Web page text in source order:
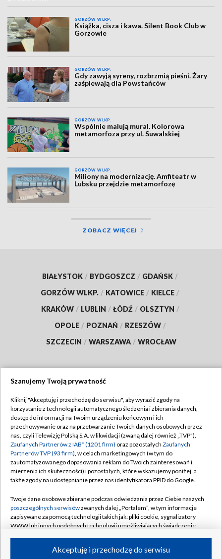
GORZÓW WLKP.
Książka, cisza i kawa. Silent Book Club w
Gorzowie
GORZÓW WLKP.
Gdy zawyją syreny, rozbrzmią pieśni. Żary
zaśpiewają dla Powstańców
GORZÓW WLKP.
Wspólnie malują mural. Kolorowa
metamorfoza przy ul. Suwalskiej
GORZÓW WLKP.
Miliony na modernizację. Amfiteatr w
Lubsku przejdzie metamorfozę
ZOBACZ WIĘCEJ
BIAŁYSTOK / BYDGOSZCZ / GDAŃSK /
GORZÓW WLKP. / KATOWICE / KIELCE /
KRAKÓW / LUBLIN / ŁÓDŹ / OLSZTYN /
OPOLE / POZNAŃ / RZESZÓW /
SZCZECIN / WARSZAWA / WROCŁAW
TVP
Abonament TVP
Emisja w TVP
Centrum informacji TVP
Naziemna Telewizja Cyfrowa
Rada Programowa
System NOS
Informacje o nadawcy
Program dla prasy
Regulamin TVP
Polityka prywatności
Moje zgody
Pomoc
Kontakt
Kanały
Szanujemy Twoją prywatność
Kliknij "Akceptuję i przechodzę do serwisu", aby wyrazić zgody na
korzystanie z technologii automatycznego śledzenia i zbierania danych,
dostęp do informacji na Twoim urządzeniu końcowym i ich
przechowywanie oraz na przetwarzanie Twoich danych osobowych przez
nas, czyli Telewizję Polską S.A. w likwidacji (zwaną dalej również „TVP”),
Zaufanych Partnerów z IAB* (1201 firm) oraz pozostałych Zaufanych
Partnerów TVP (93 firm), w celach marketingowych (w tym do
zautomatyzowanego dopasowania reklam do Twoich zainteresowań i
mierzenia ich skuteczności) i pozostałych, które wskazujemy poniżej, a
także zgody na udostępnianie przez nas identyfikatora PPID do Google.
Twoje dane osobowe zbierane podczas odwiedzania przez Ciebie naszych
poszczególnych serwisówzwanych dalej „Portalem”, w tym informacje
zapisywane za pomocą technologii takich jak: pliki cookie, sygnalizatory
WWW lub innych podobnych technologii umożliwiających świadczenie
ruchu w Internecie.Akceptuję i przechodzę do serwisu